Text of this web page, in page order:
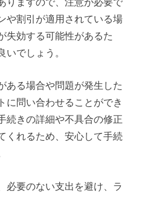
や割引が適用されている場
失効する可能性があるた
いでしょう。
ある場合や問題が発生した
に問い合わせることができ
続きの詳細や不具合の修正
くれるため、安心して手続
必要のない支出を避け、ラ